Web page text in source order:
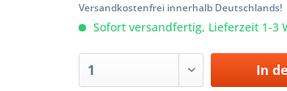
Versandkostenfrei innerhalb Deutschlands!
Sofort versandfertig, Lieferzeit 1-3
In